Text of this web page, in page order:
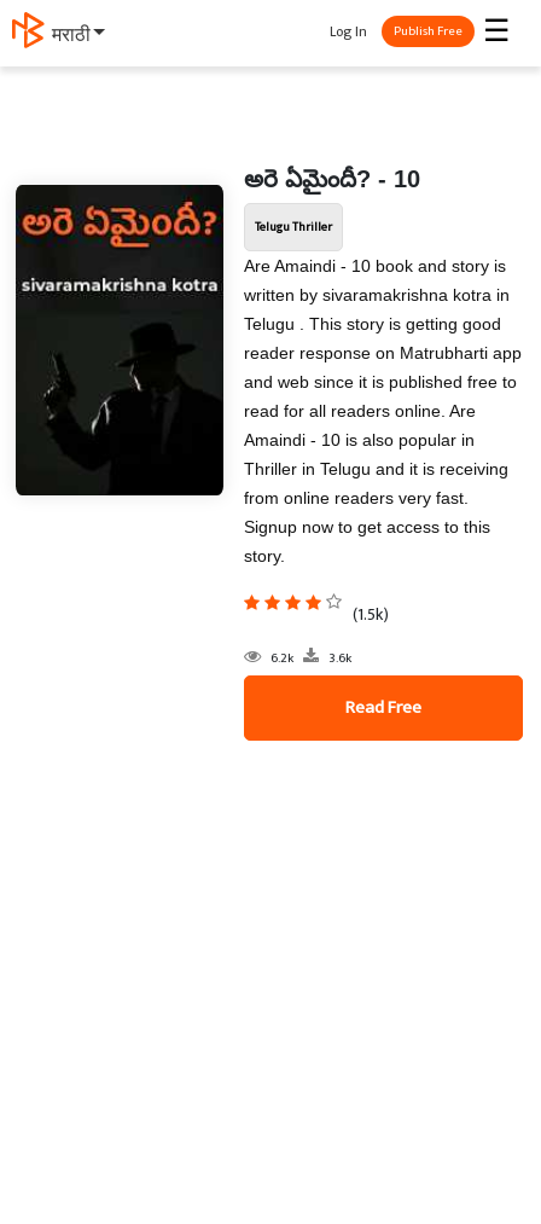
मराठी ☰
Log In Publish Free
అరె ఏమైందీ? - 10
Telugu Thriller
Are Amaindi - 10 book and story is
written by sivaramakrishna kotra in
Telugu . This story is getting good
reader response on Matrubharti app
and web since it is published free to
read for all readers online. Are
Amaindi - 10 is also popular in
Thriller in Telugu and it is receiving
from online readers very fast.
Signup now to get access to this
story.
(1.5k)
6.2k 3.6k
Read Free